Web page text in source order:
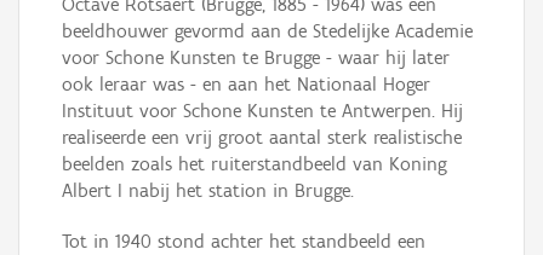
Octave Rotsaert (Brugge, 1885 - 1964) was een
beeldhouwer gevormd aan de Stedelijke Academie
voor Schone Kunsten te Brugge - waar hij later
ook leraar was - en aan het Nationaal Hoger
Instituut voor Schone Kunsten te Antwerpen. Hij
realiseerde een vrij groot aantal sterk realistische
beelden zoals het ruiterstandbeeld van Koning
Albert I nabij het station in Brugge.
Tot in 1940 stond achter het standbeeld een